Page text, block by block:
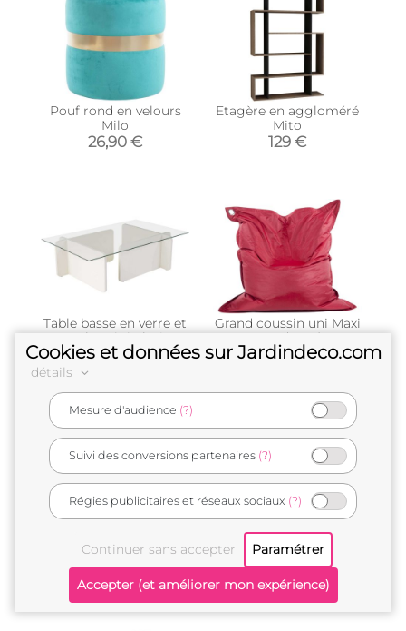
Pouf rond en velours
Milo
26,90 €
Etagère en aggloméré
Mito
129 €
Table basse en verre et
aggloméré Flavio
(Blanc)
119 €
Grand coussin uni Maxi
(Bordeaux)
60,10 €
129 €
Pouf pliable PVC
(Bronze)
18,90 €
Cookies et données sur Jardindeco.com
détails
Mesure d'audience (?)
Suivi des conversions partenaires (?)
Régies publicitaires et réseaux sociaux (?)